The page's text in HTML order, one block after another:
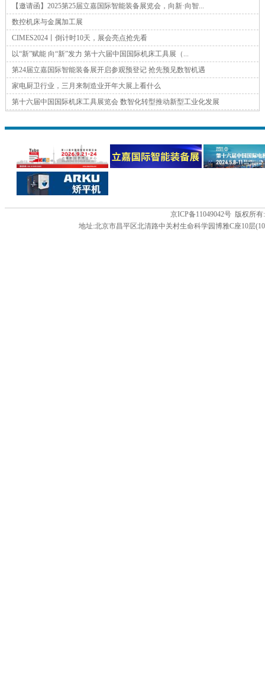
【邀请函】2025第25届立嘉国际智能装备展览会，向新·向智...
数控机床与金属加工展
CIMES2024丨倒计时10天，展会亮点抢先看
以“新”赋能 向“新”发力 第十六届中国国际机床工具展（...
第24届立嘉国际智能装备展开启参观预登记 抢先预见数智机遇
家电厨卫行业，三月来制造业开年大展上看什么
第十六届中国国际机床工具展览会 数智化转型推动新型工业化发展
京ICP备11049042号 版权所
地址:北京市昌平区北清路中关村生命科学园博雅C座10层